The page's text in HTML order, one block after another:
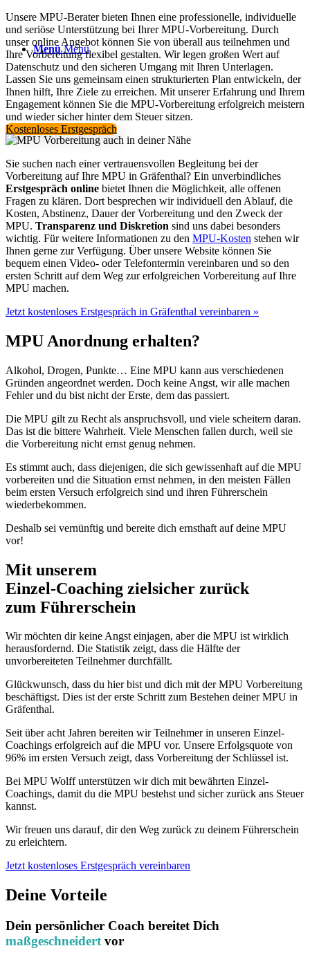
Menü Menü
Kostenloses Erstgespräch
Unsere MPU-Berater bieten Ihnen eine professionelle, individuelle
und seriöse Unterstützung bei Ihrer MPU-Vorbereitung. Durch
unser online Angebot können Sie von überall aus teilnehmen und
Ihre Vorbereitung flexibel gestalten. Wir legen großen Wert auf
Datenschutz und den sicheren Umgang mit Ihren Unterlagen.
Lassen Sie uns gemeinsam einen strukturierten Plan entwickeln, der
Ihnen hilft, Ihre Ziele zu erreichen. Mit unserer Erfahrung und Ihrem
Engagement können Sie die MPU-Vorbereitung erfolgreich meistern
und wieder sicher hinter dem Steuer sitzen.
Sie suchen nach einer vertrauensvollen Begleitung bei der
Vorbereitung auf Ihre MPU in Gräfenthal? Ein unverbindliches
Erstgespräch online bietet Ihnen die Möglichkeit, alle offenen
Fragen zu klären. Dort besprechen wir individuell den Ablauf, die
Kosten, Abstinenz, Dauer der Vorbereitung und den Zweck der
MPU. Transparenz und Diskretion sind uns dabei besonders
wichtig. Für weitere Informationen zu den MPU-Kosten stehen wir
Ihnen gerne zur Verfügung. Über unsere Website können Sie
bequem einen Video- oder Telefontermin vereinbaren und so den
ersten Schritt auf dem Weg zur erfolgreichen Vorbereitung auf Ihre
MPU machen.
Jetzt kostenloses Erstgespräch in Gräfenthal vereinbaren »
MPU Anordnung erhalten?
Alkohol, Drogen, Punkte… Eine MPU kann aus verschiedenen
Gründen angeordnet werden. Doch keine Angst, wir alle machen
Fehler und du bist nicht der Erste, dem das passiert.
Die MPU gilt zu Recht als anspruchsvoll, und viele scheitern daran.
Das ist die bittere Wahrheit. Viele Menschen fallen durch, weil sie
die Vorbereitung nicht ernst genug nehmen.
Es stimmt auch, dass diejenigen, die sich gewissenhaft auf die MPU
vorbereiten und die Situation ernst nehmen, in den meisten Fällen
beim ersten Versuch erfolgreich sind und ihren Führerschein
wiederbekommen.
Deshalb sei vernünftig und bereite dich ernsthaft auf deine MPU
vor!
Mit unserem
Einzel-Coaching zielsicher zurück
zum Führerschein
Wir möchten dir keine Angst einjagen, aber die MPU ist wirklich
herausfordernd. Die Statistik zeigt, dass die Hälfte der
unvorbereiteten Teilnehmer durchfällt.
Glückwunsch, dass du hier bist und dich mit der MPU Vorbereitung
beschäftigst. Dies ist der erste Schritt zum Bestehen deiner MPU in
Gräfenthal.
Seit über acht Jahren bereiten wir Teilnehmer in unseren Einzel-
Coachings erfolgreich auf die MPU vor. Unsere Erfolgsquote von
96% im ersten Versuch zeigt, dass Vorbereitung der Schlüssel ist.
Bei MPU Wolff unterstützen wir dich mit bewährten Einzel-
Coachings, damit du die MPU bestehst und sicher zurück ans Steuer
kannst.
Wir freuen uns darauf, dir den Weg zurück zu deinem Führerschein
zu erleichtern.
Jetzt kostenloses Erstgespräch vereinbaren
Deine Vorteile
Dein persönlicher Coach bereitet Dich
maßgeschneidertvor